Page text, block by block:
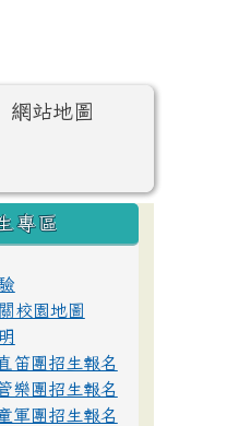
網站地圖
專區
校園地圖
笛團招生報名
樂團招生報名
軍團招生報名